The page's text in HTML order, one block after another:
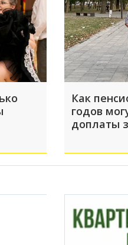
Как
годов
доплаты